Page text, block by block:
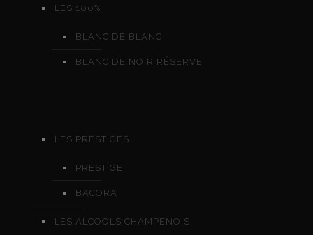
LES 100%
BLANC DE BLANC
BLANC DE NOIR RÉSERVE
LES PRESTIGES
PRESTIGE
BACORA
LES ALCOOLS CHAMPENOIS